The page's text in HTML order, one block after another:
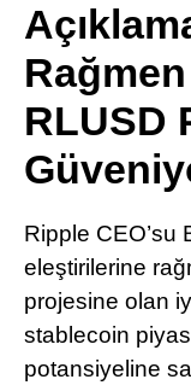
RLUSD
Ripple CEO’su
eleştirilerine
projesine olan
stablecoin
potansiyeline